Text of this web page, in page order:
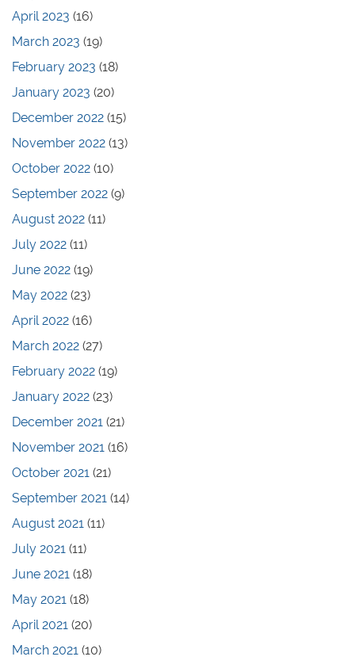
April 2023 (16)
March 2023 (19)
February 2023 (18)
January 2023 (20)
December 2022 (15)
November 2022 (13)
October 2022 (10)
September 2022 (9)
August 2022 (11)
July 2022 (11)
June 2022 (19)
May 2022 (23)
April 2022 (16)
March 2022 (27)
February 2022 (19)
January 2022 (23)
December 2021 (21)
November 2021 (16)
October 2021 (21)
September 2021 (14)
August 2021 (11)
July 2021 (11)
June 2021 (18)
May 2021 (18)
April 2021 (20)
March 2021 (10)